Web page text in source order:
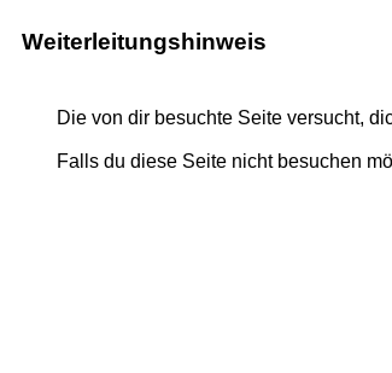
Weiterleitungshinweis
Die von dir besuchte Seite versucht,
Falls du diese Seite nicht besuchen